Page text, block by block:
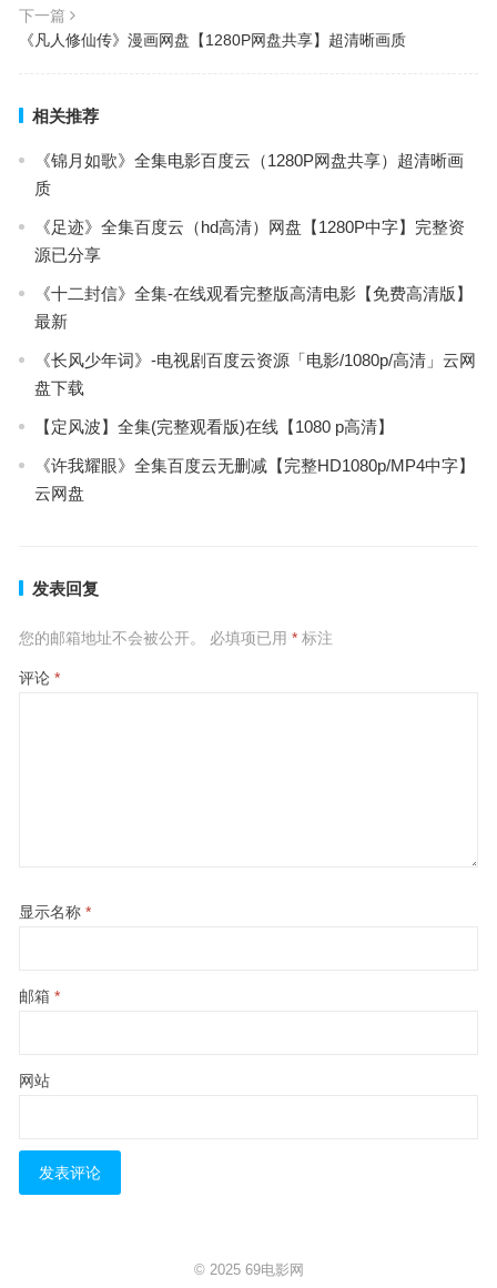
下一篇
《凡人修仙传》漫画网盘【1280P网盘共享】超清晰画质
相关推荐
《锦月如歌》全集电影百度云（1280P网盘共享）超清晰画
质
《足迹》全集百度云（hd高清）网盘【1280P中字】完整资
源已分享
《十二封信》全集-在线观看完整版高清电影【免费高清版】
最新
《长风少年词》-电视剧百度云资源「电影/1080p/高清」云网
盘下载
【定风波】全集(完整观看版)在线【1080 p高清】
《许我耀眼》全集百度云无删减【完整HD1080p/MP4中字】
云网盘
发表回复
您的邮箱地址不会被公开。 必填项已用 *标注
评论 *
显示名称 *
邮箱 *
网站
© 2025 69电影网